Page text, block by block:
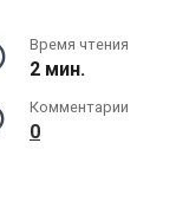
Время чтения
2 мин.
Комментарии
0